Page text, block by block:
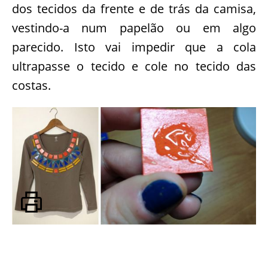
dos tecidos da frente e de trás da camisa,
vestindo-a num papelão ou em algo
parecido. Isto vai impedir que a cola
ultrapasse o tecido e cole no tecido das
costas.